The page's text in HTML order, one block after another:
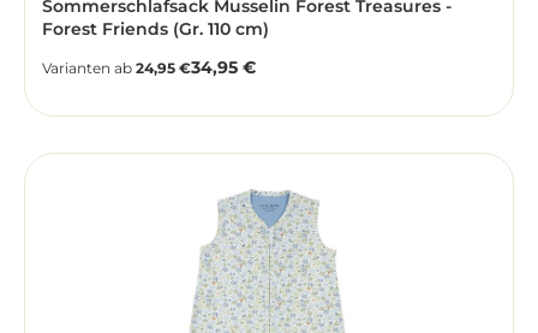
Sommerschlafsack Musselin Forest Treasures -
Forest Friends (Gr. 110 cm)
Varianten ab 24,95 €
Regulärer Preis:34,95 €